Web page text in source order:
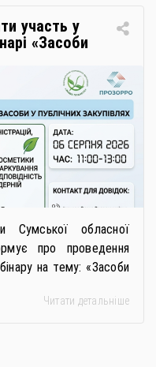
участь у
«Засоби
косметичні
як
та обрати
продукцію»
Сумської обласної
про проведення
на тему: «Засоби
та обрати безпечну і
Читати детальніше